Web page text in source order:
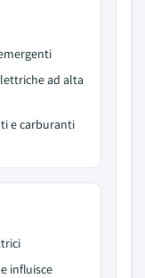
ad alta
e carburanti
influisce